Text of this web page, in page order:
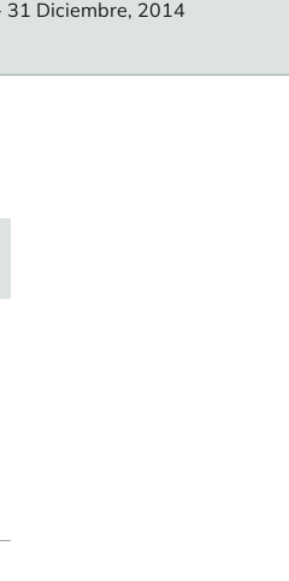
31 Diciembre, 2014